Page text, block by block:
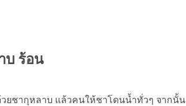
บ ร้อน
ยชากุหลาบ แล้วคนให้ชาโดนน้ำทั่วๆ จากนั้น